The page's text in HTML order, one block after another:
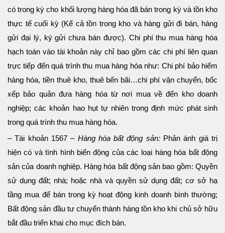
có trong kỳ cho khối lượng hàng hóa đã bán trong kỳ và tồn kho
thực tế cuối kỳ (Kể cả tồn trong kho và hàng gửi đi bán, hàng
gửi đại lý, ký gửi chưa bán được). Chi phí thu mua hàng hóa
hạch toán vào tài khoản này chỉ bao gồm các chi phí liên quan
trực tiếp đến quá trình thu mua hàng hóa như: Chi phí bảo hiểm
hàng hóa, tiền thuê kho, thuê bến bãi…chi phí vận chuyển, bốc
xếp bảo quản đưa hàng hóa từ nơi mua về đến kho doanh
nghiệp; các khoản hao hụt tự nhiên trong định mức phát sinh
trong quá trình thu mua hàng hóa.
– Tài khoản 1567 – Hàng hóa bất động sản:Phản ánh giá trị
hiện có và tình hình biến động của các loại hàng hóa bất động
sản của doanh nghiệp. Hàng hóa bất động sản bao gồm: Quyền
sử dụng đất; nhà; hoặc nhà và quyền sử dụng đất; cơ sở hạ
tầng mua để bán trong kỳ hoạt động kinh doanh bình thường;
Bất động sản đầu tư chuyển thành hàng tồn kho khi chủ sở hữu
bắt đầu triển khai cho mục đích bán.